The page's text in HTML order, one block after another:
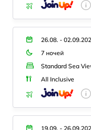
26.08. -
7 ночей
Standard Sea
All Inclusive
19.09. -